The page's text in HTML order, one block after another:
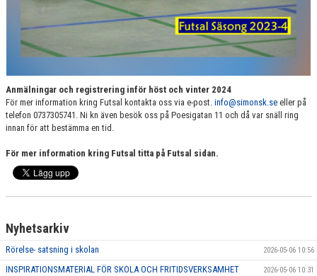
Anmälningar och registrering inför höst och vinter 2024
För mer information kring Futsal kontakta oss via e-post. info@simonsk.se eller på
telefon 0737305741. Ni kn även besök oss på Poesigatan 11 och då var snäll ring
innan för att bestämma en tid.
För mer information kring Futsal titta på Futsal sidan.
Nyhetsarkiv
Rörelse- satsning i skolan 2026-05-06 10:56
INSPIRATIONSMATERIAL FÖR SKOLA OCH FRITIDSVERKSAMHET 2026-05-06 10:31